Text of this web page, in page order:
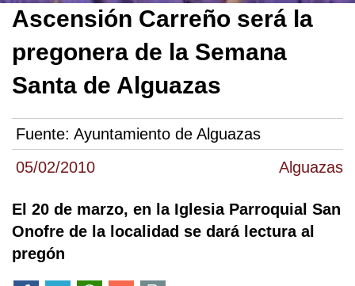
05/02/2010 Alguazas
Ascensión Carreño será la
pregonera de la Semana
Santa de Alguazas
Fuente: Ayuntamiento de Alguazas
El 20 de marzo, en la Iglesia Parroquial San
Onofre de la localidad se dará lectura al
pregón